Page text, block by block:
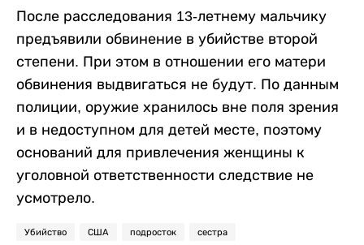
После расследования 13-летнему мальчику
предъявили обвинение в убийстве второй
степени. При этом в отношении его матери
обвинения выдвигаться не будут. По данным
полиции, оружие хранилось вне поля зрения
и в недоступном для детей месте, поэтому
оснований для привлечения женщины к
уголовной ответственности следствие не
усмотрело.
Убийство США подросток сестра